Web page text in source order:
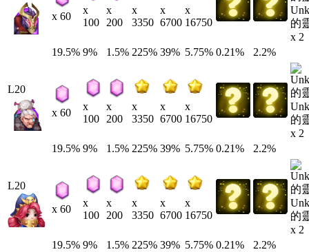
x 60
x
100
x
200
x
3350
x
6700
x
16750
的
x 2
19.5% 9% 1.5% 225% 39% 5.75% 0.21% 2.2%
L20
x 60
x
100
x
200
x
3350
x
6700
x
16750
的
x 2
19.5% 9% 1.5% 225% 39% 5.75% 0.21% 2.2%
L20
x 60
x
100
x
200
x
3350
x
6700
x
16750
的
x 2
19.5% 9% 1.5% 225% 39% 5.75% 0.21% 2.2%